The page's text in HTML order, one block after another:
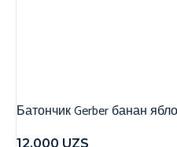
Батончик Gerber банан
12,000 UZS